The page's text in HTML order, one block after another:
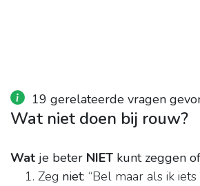
19 gerelateerde vragen
Wat niet doen bij rouw?
Wat je beter NIET kunt zeggen of
Zeg niet: “Bel maar als ik